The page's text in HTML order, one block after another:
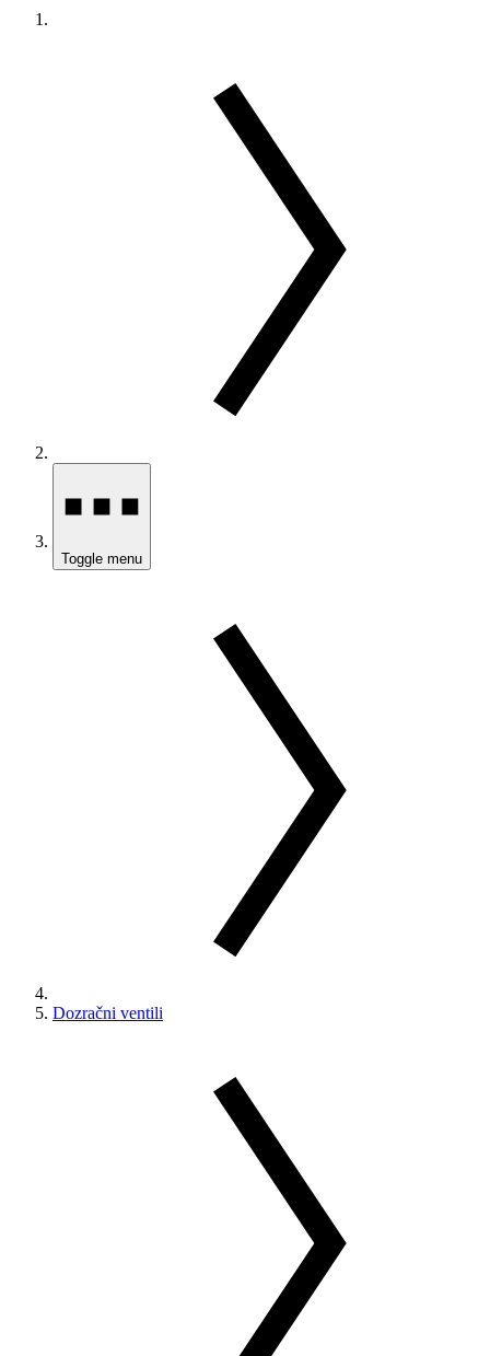
Toggle menu
Dozračni ventili